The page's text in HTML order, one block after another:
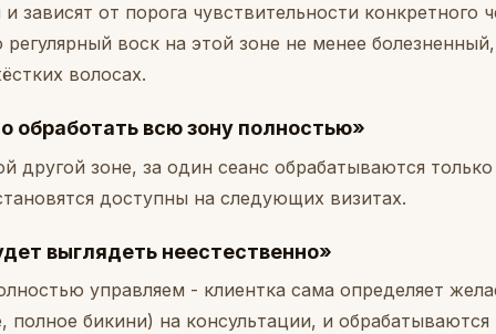
зависят от порога чувствительности конкретного
воск на этой зоне не менее
волосах.
обработать всю зону полностью»
другой зоне, за один сеанс обрабатываются
доступны на следующих визитах.
выглядеть неестественно»
управляем - клиентка сама определяет
полное бикини) на консультации, и